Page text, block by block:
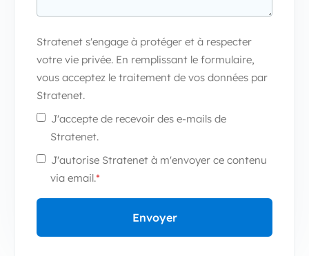
Stratenet s'engage à protéger et à respecter
votre vie privée. En remplissant le formulaire,
vous acceptez le traitement de vos données par
Stratenet.
J'accepte de recevoir des e-mails de
Stratenet.
J'autorise Stratenet à m'envoyer ce contenu
via email.*